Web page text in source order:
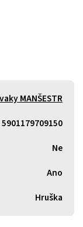
MANŠESTR
5901179709150
Ne
Ano
Hruška